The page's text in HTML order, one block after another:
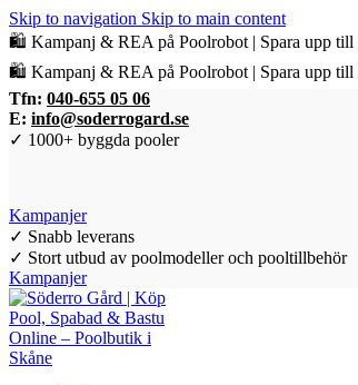
Skip to navigation Skip to main content
🛍️ Kampanj & REA på Poolrobot | Spara upp
🛍️ Kampanj & REA på Poolrobot | Spara upp
Tfn: 040-655 05 06
E: info@soderrogard.se
✓ 1000+ byggda pooler
Kampanjer
✓ Snabb leverans
✓ Stort utbud av poolmodeller och pooltillbehör
Kampanjer